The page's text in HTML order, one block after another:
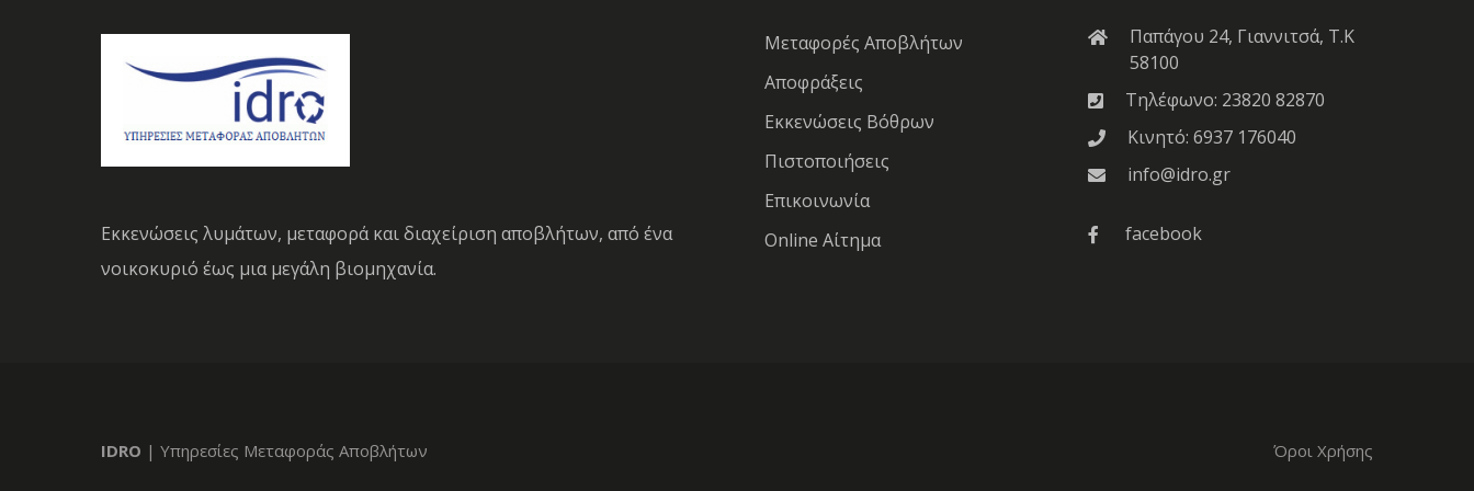
Εκκενώσεις λυμάτων, μεταφορά και διαχείριση αποβλήτων, από ένα
νοικοκυριό έως μια μεγάλη βιομηχανία.
Μεταφορές Αποβλήτων
Αποφράξεις
Εκκενώσεις Βόθρων
Πιστοποιήσεις
Επικοινωνία
Online Αίτημα
Παπάγου 24, Γιαννιτσά, Τ.Κ
58100
Τηλέφωνο: 23820 82870
Κινητό: 6937 176040
info@idro.gr
facebook
IDRO | Υπηρεσίες Μεταφοράς Αποβλήτων Όροι Χρήσης